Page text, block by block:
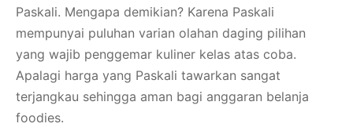
Paskali. Mengapa demikian? Karena Paskali
mempunyai puluhan varian olahan daging pilihan
yang wajib penggemar kuliner kelas atas coba.
Apalagi harga yang Paskali tawarkan sangat
terjangkau sehingga aman bagi anggaran belanja
foodies.